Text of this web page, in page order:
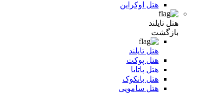
هتل اوکراین
هتل تایلند
بازگشت
هتل تایلند
هتل پوکت
هتل پاتایا
هتل بانکوک
هتل سامویی